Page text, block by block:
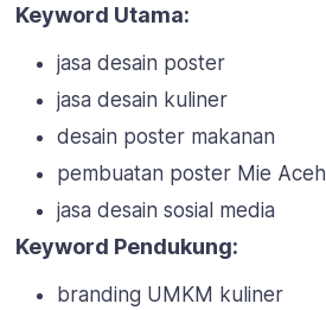
Keyword Utama:
jasa desain poster
jasa desain kuliner
desain poster makanan
pembuatan poster Mie Aceh
jasa desain sosial media
Keyword Pendukung:
branding UMKM kuliner